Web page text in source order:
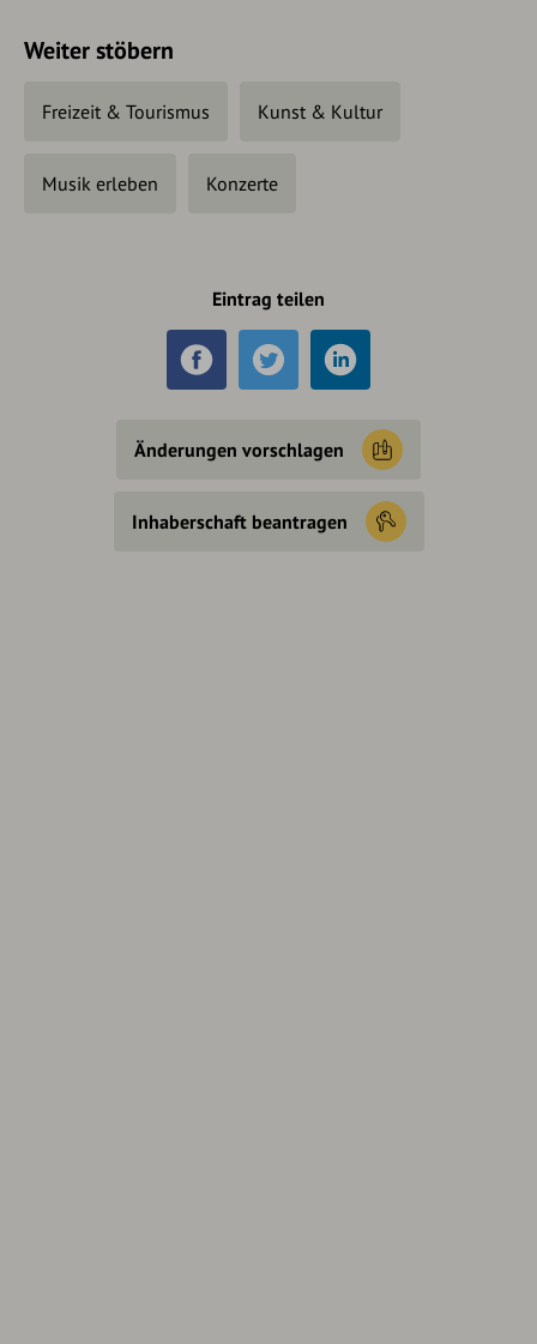
Weiter stöbern
Freizeit & Tourismus Kunst & Kultur
Musik erleben Konzerte
Eintrag teilen
Änderungen vorschlagen
Inhaberschaft beantragen